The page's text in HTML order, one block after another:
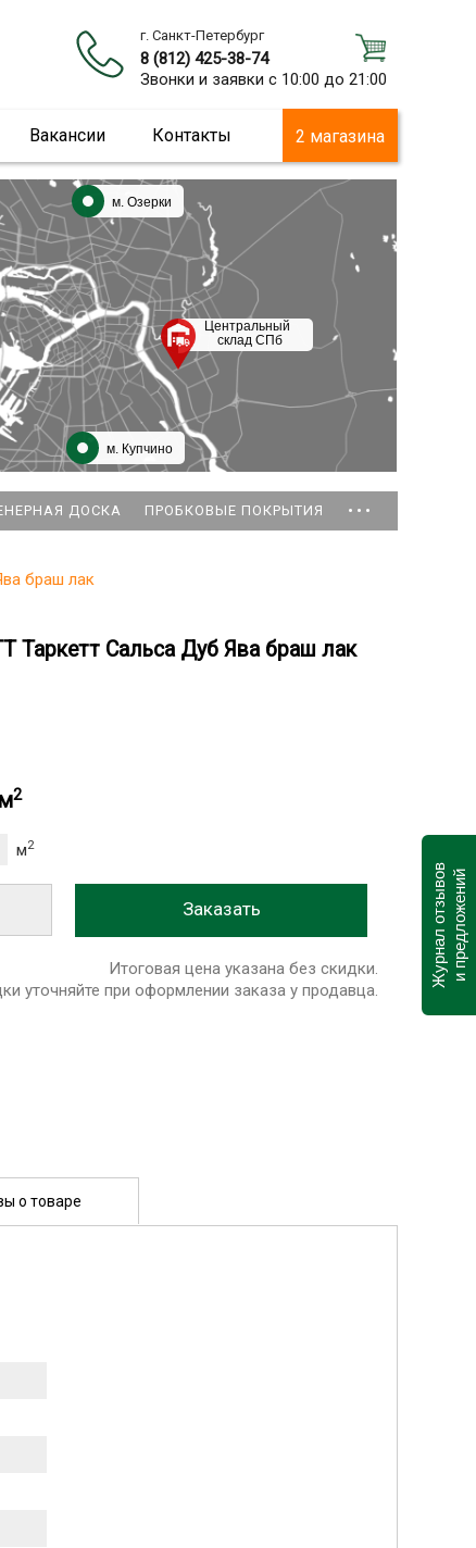
г. Санкт-Петербург
8 (812) 425-38-74
Звонки и заявки с 10:00 до 21:00
Вакансии Контакты 2 магазина
м. Озерки
м. Купчино
Центральный
склад СПб
ДОСКА ПРОБКОВЫЕ ПОКРЫТИЯ ...
браш лак
Таркетт Сальса Дуб Ява браш лак
2
м2
Итоговая цена указана без скидки.
уточняйте при оформлении заказа у продавца.
о товаре
Журнал отзывови предложений